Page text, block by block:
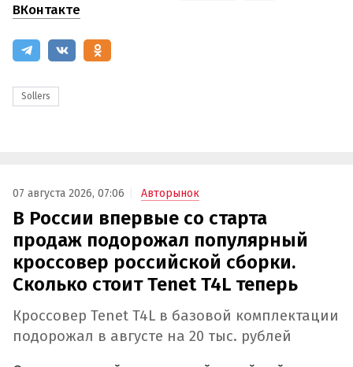
ВКонтакте
Sollers
07 августа 2026, 07:06 Авторынок
В России впервые со старта
продаж подорожал популярный
кроссовер российской сборки.
Сколько стоит Tenet T4L теперь
Кроссовер Tenet T4L в базовой комплектации
подорожал в августе на 20 тыс. рублей